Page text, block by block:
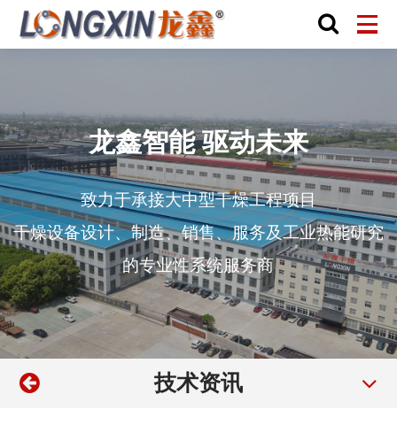
龙鑫智能 驱动未来
致力于承接大中型干燥工程项目
干燥设备设计、制造、销售、服务及工业热能研究
的专业性系统服务商
技术资讯